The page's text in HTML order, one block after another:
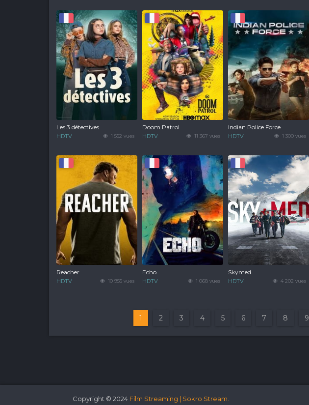
1 552 vues
Les 3 détectives
HDTV 11 367 vues
Doom Patrol
HDTV 1 300 vues
Indian Police Force
HDTV
10 955 vues
Reacher
HDTV 1 068 vues
Echo
HDTV 4 202 vues
Skymed
HDTV
1 2 3 4 5 6 7 8 9
Copyright © 2024 Film Streaming | Sokro Stream.